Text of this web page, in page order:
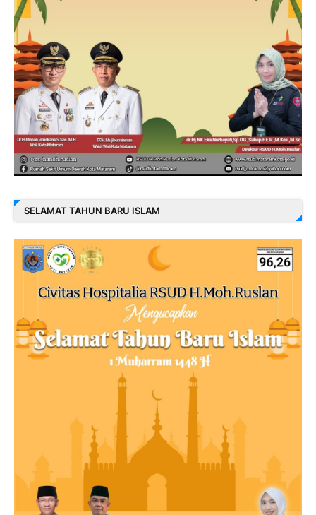
SELAMAT TAHUN BARU ISLAM